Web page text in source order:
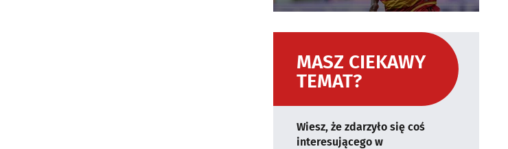
MASZ CIEKAWY
TEMAT?
Wiesz, że zdarzyło się coś
interesującego w